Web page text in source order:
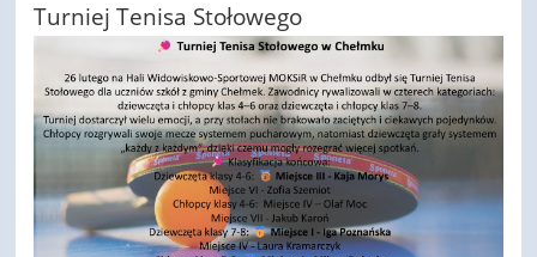
Turniej Tenisa Stołowego